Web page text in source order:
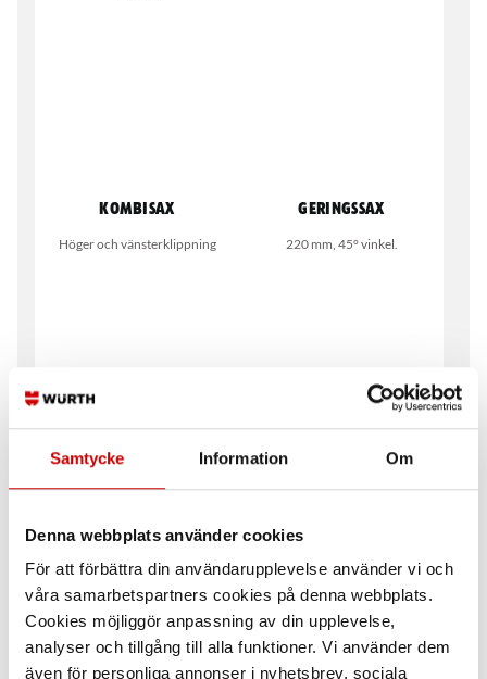
Samtycke Information Om
Denna webbplats använder cookies
För att förbättra din användarupplevelse använder vi och
våra samarbetspartners cookies på denna webbplats.
Cookies möjliggör anpassning av din upplevelse,
analyser och tillgång till alla funktioner. Vi använder dem
även för personliga annonser i nyhetsbrev, sociala
Kombisax
Höger och vänsterklippning
Geringssax
220 mm, 45° vinkel.
Wiresax universal Telefon- och kabelsax